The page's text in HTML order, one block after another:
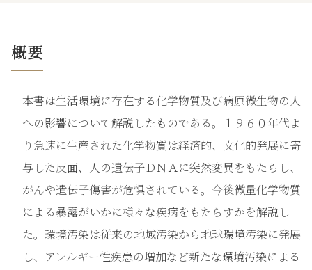
概要
本書は生活環境に存在する化学物質及び病原微生物の人
への影響について解説したものである。１９６０年代よ
り急速に生産された化学物質は経済的、文化的発展に寄
与した反面、人の遺伝子ＤＮＡに突然変異をもたらし、
がんや遺伝子傷害が危惧されている。今後微量化学物質
による暴露がいかに様々な疾病をもたらすかを解説し
た。環境汚染は従来の地域汚染から地球環境汚染に発展
し、アレルギー性疾患の増加など新たな環境汚染による